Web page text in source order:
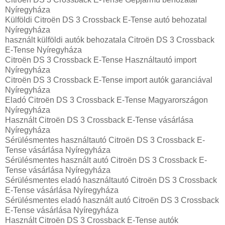
Nyíregyháza
Külföldi Citroën DS 3 Crossback E-Tense autó behozatal
Nyíregyháza
használt külföldi autók behozatala Citroën DS 3 Crossback
E-Tense Nyíregyháza
Citroën DS 3 Crossback E-Tense Használtautó import
Nyíregyháza
Citroën DS 3 Crossback E-Tense import autók garanciával
Nyíregyháza
Eladó Citroën DS 3 Crossback E-Tense Magyarországon‎
Nyíregyháza
Használt Citroën DS 3 Crossback E-Tense vásárlása
Nyíregyháza
Sérülésmentes használtautó Citroën DS 3 Crossback E-
Tense vásárlása Nyíregyháza
Sérülésmentes használt autó Citroën DS 3 Crossback E-
Tense vásárlása Nyíregyháza
Sérülésmentes eladó használtautó Citroën DS 3 Crossback
E-Tense vásárlása Nyíregyháza
Sérülésmentes eladó használt autó Citroën DS 3 Crossback
E-Tense vásárlása Nyíregyháza
Használt Citroën DS 3 Crossback E-Tense autók